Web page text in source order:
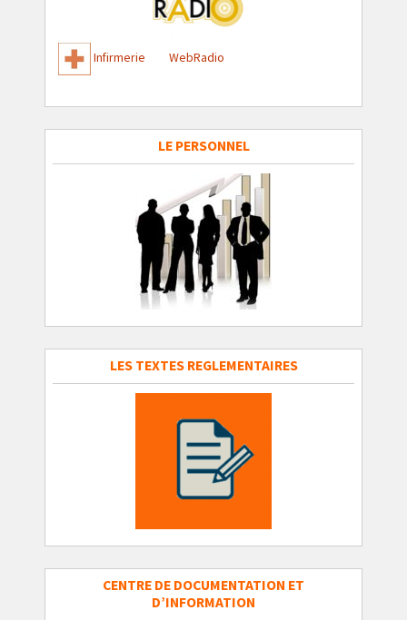
Infirmerie WebRadio
LE PERSONNEL
LES TEXTES REGLEMENTAIRES
CENTRE DE DOCUMENTATION ET
D’INFORMATION